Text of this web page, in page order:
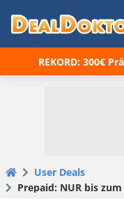
REKORD: 300€
User Deals
Prepaid: NUR bis zum 06.12.2023 Preis 2,99